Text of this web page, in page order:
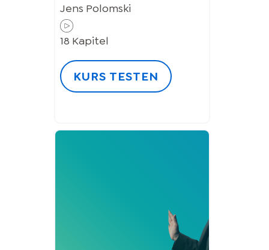
Jens Polomski
18 Kapitel
KURS TESTEN